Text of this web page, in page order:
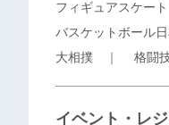
フィギュアスケー
バスケットボール
大相撲 ｜ 格闘
イベント・レ